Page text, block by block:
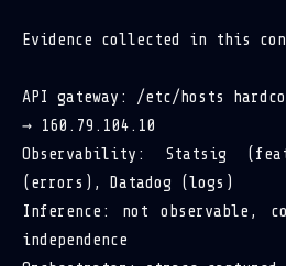
Evidence collected in this
API gateway: /etc/hosts
→ 160.79.104.10
Observability: Statsig
(errors), Datadog (logs)
Inference: not observable,
independence